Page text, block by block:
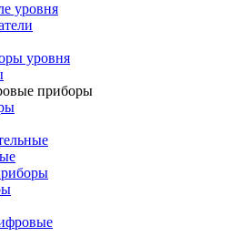
уровня
уровня